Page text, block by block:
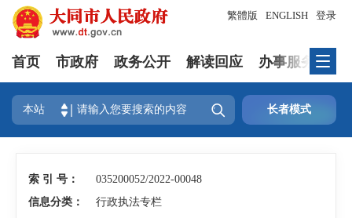
登录
繁體版 ENGLISH
首页 市政府 政务公开 解读回应 办事服务
本站  长者模式
索 引 号：
035200052/2022-00048
信息分类：
行政执法专栏